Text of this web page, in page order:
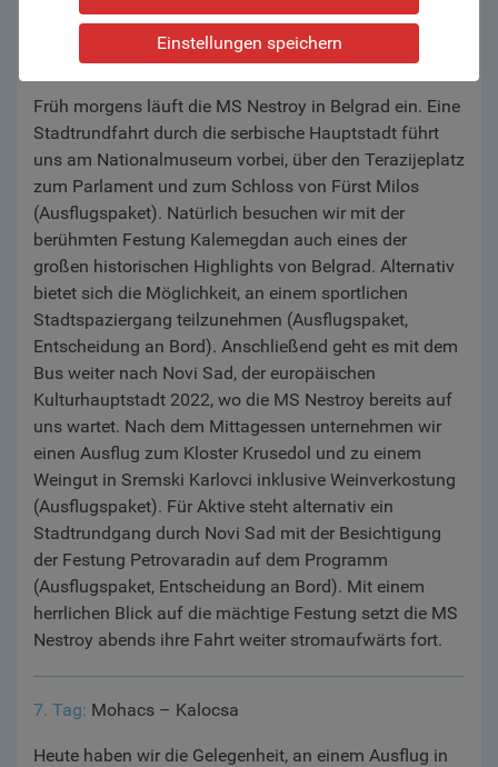
6. Tag:Belgrad – Novi Sad
Früh morgens läuft die MS Nestroy in Belgrad ein. Eine
Stadtrundfahrt durch die serbische Hauptstadt führt
uns am Nationalmuseum vorbei, über den Terazijeplatz
zum Parlament und zum Schloss von Fürst Milos
(Ausflugspaket). Natürlich besuchen wir mit der
berühmten Festung Kalemegdan auch eines der
großen historischen Highlights von Belgrad. Alternativ
bietet sich die Möglichkeit, an einem sportlichen
Stadtspaziergang teilzunehmen (Ausflugspaket,
Entscheidung an Bord). Anschließend geht es mit dem
Bus weiter nach Novi Sad, der europäischen
Kulturhauptstadt 2022, wo die MS Nestroy bereits auf
uns wartet. Nach dem Mittagessen unternehmen wir
einen Ausflug zum Kloster Krusedol und zu einem
Weingut in Sremski Karlovci inklusive Weinverkostung
(Ausflugspaket). Für Aktive steht alternativ ein
Stadtrundgang durch Novi Sad mit der Besichtigung
der Festung Petrovaradin auf dem Programm
(Ausflugspaket, Entscheidung an Bord). Mit einem
herrlichen Blick auf die mächtige Festung setzt die MS
Nestroy abends ihre Fahrt weiter stromaufwärts fort.
7. Tag: Mohacs – Kalocsa
Heute haben wir die Gelegenheit, an einem Ausflug in
Einstellungen speichern